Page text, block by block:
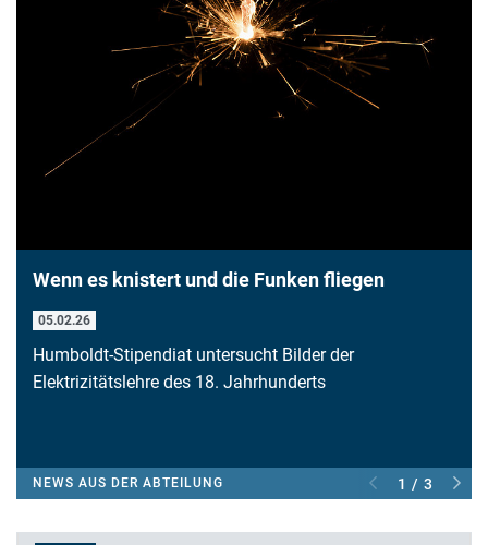
Wenn es knistert und die Funken fliegen
05.02.26
Humboldt-Stipendiat untersucht Bilder der
Elektrizitätslehre des 18. Jahrhunderts
NEWS AUS DER ABTEILUNG 1 / 3